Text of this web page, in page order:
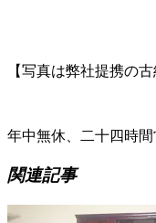
【写真は弊社提携の
年中無休、二十四時間
関連記事